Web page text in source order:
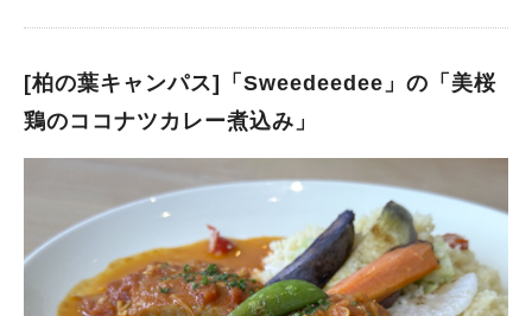
[柏の葉キャンパス]「Sweedeedee」の「美桜
鶏のココナツカレー煮込み」